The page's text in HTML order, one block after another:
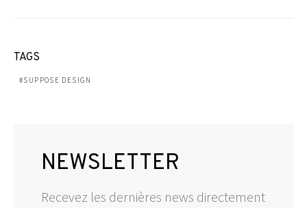
TAGS
SUPPOSE DESIGN
NEWSLETTER
Recevez les dernières news directement